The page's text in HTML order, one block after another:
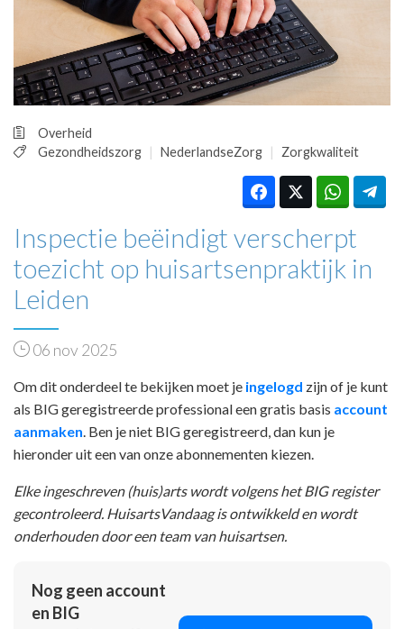
PRAKTIJKZAKEN
TARIEVEN
VPHUISARTSEN
MEDISCHE VAKHANDEL
INLOGGEN
REGISTRATIE
Overheid
Gezondheidszorg
NederlandseZorg Zorgkwaliteit
Inspectie beëindigt verscherpt
toezicht op huisartsenpraktijk in
Leiden
06 nov 2025
Om dit onderdeel te bekijken moet je ingelogd zijn of je kunt
als BIG geregistreerde professional een gratis basis account
aanmaken. Ben je niet BIG geregistreerd, dan kun je
hieronder uit een van onze abonnementen kiezen.
Elke ingeschreven (huis)arts wordt volgens het BIG register
gecontroleerd. HuisartsVandaag is ontwikkeld en wordt
onderhouden door een team van huisartsen.
Nog geen account
en BIG